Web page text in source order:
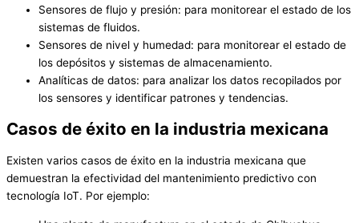
Sensores de flujo y presión: para monitorear el estado de los
sistemas de fluidos.
Sensores de nivel y humedad: para monitorear el estado de
los depósitos y sistemas de almacenamiento.
Analíticas de datos: para analizar los datos recopilados por
los sensores y identificar patrones y tendencias.
Casos de éxito en la industria mexicana
Existen varios casos de éxito en la industria mexicana que
demuestran la efectividad del mantenimiento predictivo con
tecnología IoT. Por ejemplo: